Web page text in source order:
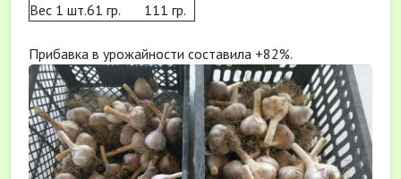
Вес 1 шт.61 гр. 111 гр.
Прибавка в урожайности составила +82%.